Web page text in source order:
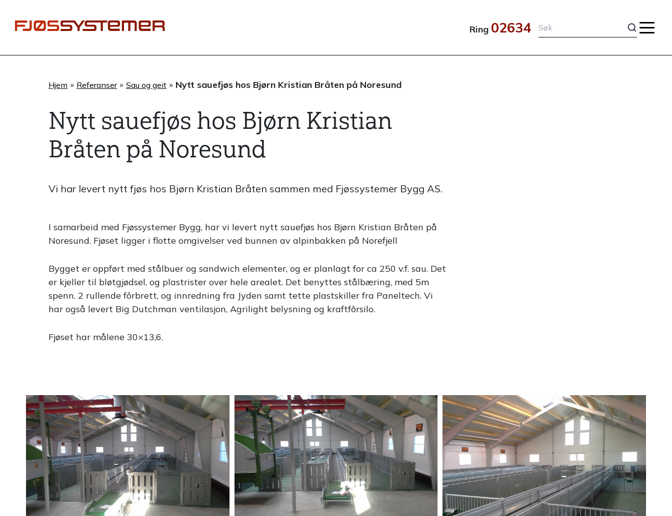
rett
Ring 02634
Hjem » Referanser» Sau og geit » Nytt sauefjøs hos Bjørn Kristian Bråten på Noresund
Nytt sauefjøs hos Bjørn Kristian
Bråten på Noresund
Vi har levert nytt fjøs hos Bjørn Kristian Bråten sammen med Fjøssystemer Bygg AS.
I samarbeid med Fjøssystemer Bygg, har vi levert nytt sauefjøs hos Bjørn Kristian Bråten på
Noresund. Fjøset ligger i flotte omgivelser ved bunnen av alpinbakken på Norefjell
Bygget er oppført med stålbuer og sandwich elementer, og er planlagt for ca 250 v.f. sau. Det
er kjeller til bløtgjødsel, og plastrister over hele arealet. Det benyttes stålbæring, med 5m
spenn. 2 rullende fôrbrett, og innredning fra Jyden samt tette plastskiller fra Paneltech. Vi
har også levert Big Dutchman ventilasjon, Agrilight belysning og kraftfôrsilo.
Fjøset har målene 30×13,6.